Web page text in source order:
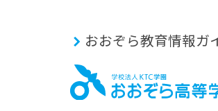
おおぞら教育情報ガ